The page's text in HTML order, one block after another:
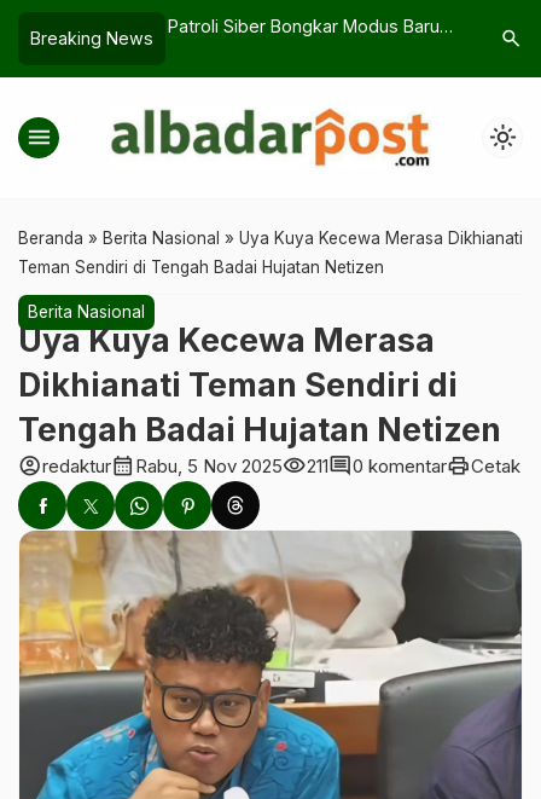
Breaking News
Sejarah
Patroli Siber Bongkar Modus Baru
LHKPN
Setahun
search
menu light_mode
Beranda » Berita Nasional » Uya Kuya Kecewa Merasa Dikhianati
Teman Sendiri di Tengah Badai Hujatan Netizen
Berita Nasional
Uya Kuya Kecewa Merasa
Dikhianati Teman Sendiri di
Tengah Badai Hujatan Netizen
account_circleredakturcalendar_month Rabu, 5 Nov 2025visibility211comment0 komentarprintCetak